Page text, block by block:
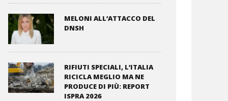
MELONI ALL’ATTACCO DEL
DNSH
RIFIUTI SPECIALI, L’ITALIA
RICICLA MEGLIO MA NE
PRODUCE DI PIÙ: REPORT
ISPRA 2026